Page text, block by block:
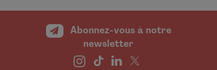
Abonnez-vous à notre
newsletter